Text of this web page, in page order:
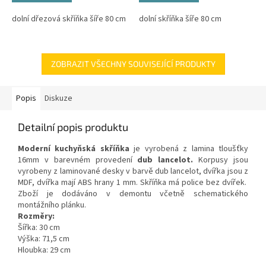
dolní dřezová skříňka šíře 80 cm dolní skříňka šíře 80 cm
ZOBRAZIT VŠECHNY SOUVISEJÍCÍ PRODUKTY
Popis Diskuze
Detailní popis produktu
Moderní kuchyňská skříňka je vyrobená z lamina tloušťky
16mm v barevném provedení dub lancelot. Korpusy jsou
vyrobeny z laminované desky v barvě dub lancelot, dvířka jsou z
MDF, dvířka mají ABS hrany 1 mm. Skříňka má police bez dvířek.
Zboží je dodáváno v demontu včetně schematického
montážního plánku.
Rozměry:
Šířka: 30 cm
Výška: 71,5 cm
Hloubka: 29 cm